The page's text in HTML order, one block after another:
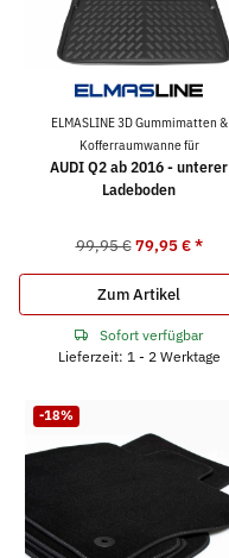
ELMASLINE 3D Gummimatten &
Kofferraumwanne für
AUDI Q2 ab 2016 - unterer
Ladeboden
99,95 € 79,95 €*
Zum Artikel
Sofort verfügbar
Lieferzeit: 1 - 2 Werktage
-18%